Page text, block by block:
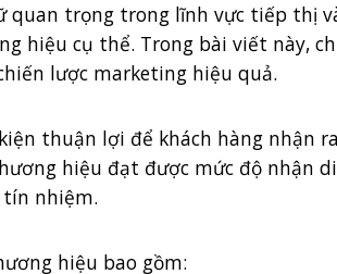
trọng trong lĩnh vực tiếp thị
hiệu cụ thể. Trong bài viết này,
lược marketing hiệu quả.
thuận lợi để khách hàng nhận
hiệu đạt được mức độ nhận
tín nhiệm.
hiệu bao gồm: